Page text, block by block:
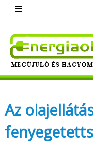
content
Megújuló és
Az